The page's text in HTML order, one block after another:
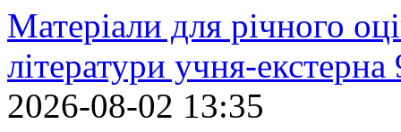
Матеріали для річного
літератури учня-екстерна
2026-08-02 13:35